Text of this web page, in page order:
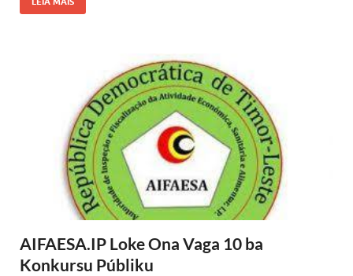
AIFAESA.IP Loke Ona Vaga 10 ba
Konkursu Públiku